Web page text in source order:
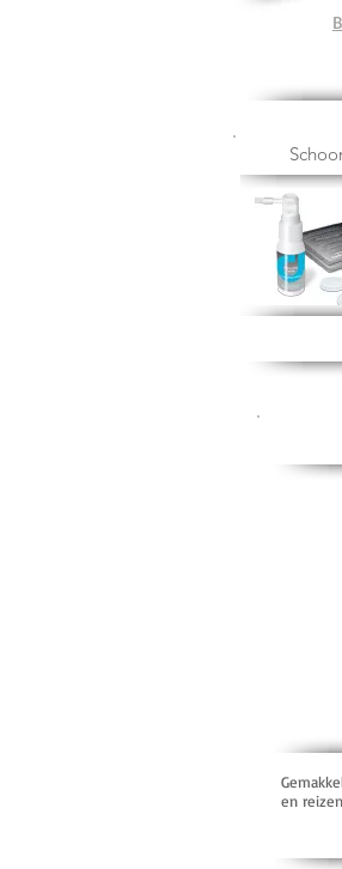
en reizen